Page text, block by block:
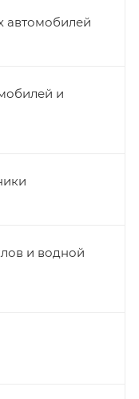
автомобилей
и
и водной